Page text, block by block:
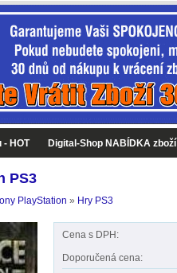
- HOT Digital-Shop NABÍDKA zboží
PS3
PlayStation » Hry PS3
Cena s DPH:
Doporučená cena: